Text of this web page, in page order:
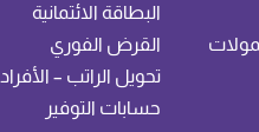
البطاقة الائتمانية
القرض الفوري
تحويل الراتب – الأفراد
حسابات التوفير